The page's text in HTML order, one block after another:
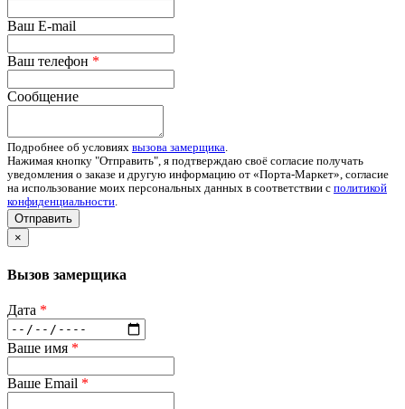
Ваш E-mail
Ваш телефон *
Сообщение
Подробнее об условиях вызова замерщика.
Нажимая кнопку "Отправить", я подтверждаю своё согласие получать
уведомления о заказе и другую информацию от «Порта-Маркет», согласие
на использование моих персональных данных в соответствии с политикой
конфиденциальности.
Отправить
×
Вызов замерщика
Дата *
Ваше имя *
Ваше Email *